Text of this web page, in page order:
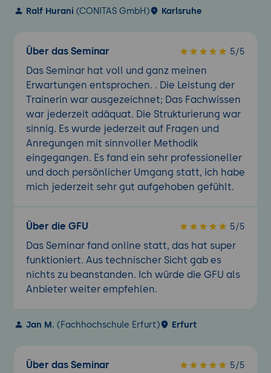
Ralf Hurani (CONITAS GmbH) Karlsruhe
Über das Seminar 5/5
Das Seminar hat voll und ganz meinen
Erwartungen entsprochen. . Die Leistung der
Trainerin war ausgezeichnet; Das Fachwissen
war jederzeit adäquat. Die Strukturierung war
sinnig. Es wurde jederzeit auf Fragen und
Anregungen mit sinnvoller Methodik
eingegangen. Es fand ein sehr professioneller
und doch persönlicher Umgang statt, ich habe
mich jederzeit sehr gut aufgehoben gefühlt.
Über die GFU 5/5
Das Seminar fand online statt, das hat super
funktioniert. Aus technischer Sicht gab es
nichts zu beanstanden. Ich würde die GFU als
Anbieter weiter empfehlen.
Jan M. (Fachhochschule Erfurt) Erfurt
Über das Seminar 5/5